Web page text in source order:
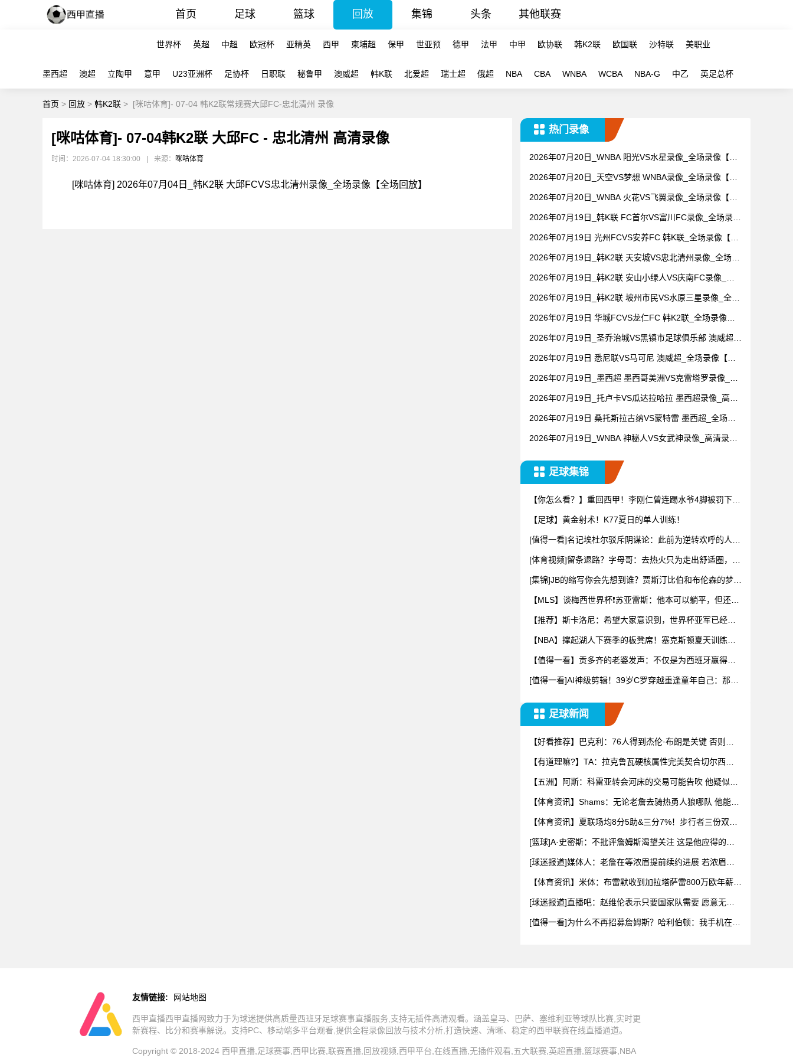
首页 足球 篮球 回放 集锦 头条 其他联赛
世界杯 英超 中超 欧冠杯 亚精英 西甲 柬埔超 保甲 世亚预 德甲 法甲 中甲 欧协联 韩K2联 欧国联 沙特联 美职业
墨西超 澳超 立陶甲 意甲 U23亚洲杯 足协杯 日职联 秘鲁甲 澳威超 韩K联 北爱超 瑞士超 俄超 NBA CBA WNBA WCBA NBA-G 中乙 英足总杯
首页 > 回放 > 韩K2联 > [咪咕体育]- 07-04 韩K2联常规赛大邱FC-忠北清州 录像
[咪咕体育]- 07-04韩K2联 大邱FC - 忠北清州 高清录像
时间：2026-07-04 18:30:00 来源： 咪咕体育
[咪咕体育] 2026年07月04日_韩K2联 大邱FCVS忠北清州录像_全场录像【全场回放】
热门录像
2026年07月20日_WNBA 阳光VS水星录像_全场录像【全
2026年07月20日_天空VS梦想 WNBA录像_全场录像【视
2026年07月20日_WNBA 火花VS飞翼录像_全场录像【全
2026年07月19日_韩K联 FC首尔VS富川FC录像_全场录像
2026年07月19日 光州FCVS安养FC 韩K联_全场录像【视
2026年07月19日_韩K2联 天安城VS忠北清州录像_全场录
2026年07月19日_韩K2联 安山小绿人VS庆南FC录像_全
2026年07月19日_韩K2联 坡州市民VS水原三星录像_全场
2026年07月19日 华城FCVS龙仁FC 韩K2联_全场录像
2026年07月19日_圣乔治城VS黑镇市足球俱乐部 澳威超录
2026年07月19日 悉尼联VS马可尼 澳威超_全场录像【全
2026年07月19日_墨西超 墨西哥美洲VS克雷塔罗录像_高
2026年07月19日_托卢卡VS瓜达拉哈拉 墨西超录像_高清
2026年07月19日 桑托斯拉古纳VS蒙特雷 墨西超_全场录
2026年07月19日_WNBA 神秘人VS女武神录像_高清录像
足球集锦
【你怎么看？】重回西甲！李刚仁曾连踢水爷4脚被罚下震
【足球】黄金射术！K77夏日的单人训练！
[值得一看]名记埃杜尔驳斥阴谋论：此前为逆转欢呼的人，
[体育视频]留条退路？字母哥：去热火只为走出舒适圈，希
[集锦]JB的缩写你会先想到谁？贾斯汀比伯和布伦森的梦幻
【MLS】谈梅西世界杯❗苏亚雷斯：他本可以躺平，但还是
【推荐】斯卡洛尼：希望大家意识到，世界杯亚军已经是
【NBA】撑起湖人下赛季的板凳席！塞克斯顿夏天训练相
【值得一看】贡多齐的老婆发声：不仅是为西班牙赢得世
[值得一看]AI神级剪辑！39岁C罗穿越重逢童年自己：那个
足球新闻
【好看推荐】巴克利：76人得到杰伦·布朗是关键 否则詹
【有道理嘛?】TA：拉克鲁瓦硬核属性完美契合切尔西短
【五洲】阿斯：科雷亚转会河床的交易可能告吹 他疑似受
【体育资讯】Shams：无论老詹去骑热勇人狼哪队 他能拿
【体育资讯】夏联场均8分5助&三分7%！步行者三份双向
[篮球]A·史密斯：不批评詹姆斯渴望关注 这是他应得的且
[球迷报道]媒体人：老詹在等浓眉提前续约进展 若浓眉续
【体育资讯】米体：布雷默收到加拉塔萨雷800万欧年薪
[球迷报道]直播吧：赵维伦表示只要国家队需要 愿意无条
[值得一看]为什么不再招募詹姆斯？哈利伯顿：我手机在那
友情链接: 网站地图
西甲直播西甲直播网致力于为球迷提供高质量西班牙足球赛事直播服务,支持无插件高清观看。涵盖皇马、巴萨、塞维利亚等球队比赛,实时更
新赛程、比分和赛事解说。支持PC、移动端多平台观看,提供全程录像回放与技术分析,打造快速、清晰、稳定的西甲联赛在线直播通道。
Copyright © 2018-2024 西甲直播,足球赛事,西甲比赛,联赛直播,回放视频,西甲平台,在线直播,无插件观看,五大联赛,英超直播,篮球赛事,NBA